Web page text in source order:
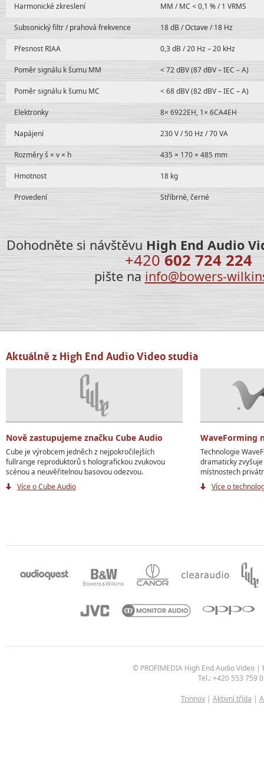
Harmonické zkreslení MM / MC < 0,1 % / 1 VRMS
Subsonický filtr / prahová frekvence 18 dB / Octave / 18 Hz
Přesnost RIAA 0,3 dB / 20 Hz – 20 kHz
Poměr signálu k šumu MM < 72 dBV (87 dBV – IEC – A)
Poměr signálu k šumu MC < 68 dBV (82 dBV – IEC – A)
Elektronky 8× 6922EH, 1× 6CA4EH
Napájení 230 V / 50 Hz / 70 VA
Rozměry š × v × h 435 × 170 × 485 mm
Hmotnost 18 kg
Provedení Stříbrné, černé
Dohodněte si návštěvu High End Audio
+420602 724 224
pište nainfo@bowers-
Aktuálně z High End Audio Video studia
Nově zastupujeme značku Cube Audio
Cube je výrobcem jedněch z nejpokročilejších
fullrange reproduktorů s holografickou zvukovou
scénou a neuvěřitelnou basovou odezvou.
Více o Cube Audio
WaveForming
Technologie
dramaticky
místnostech
Více o
© PROFIMEDIA High End Audio Video |
Tel.: +420 553 759
Trinnov | Aktivní třída |